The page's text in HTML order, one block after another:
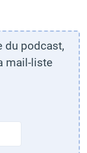
du podcast,
mail-liste